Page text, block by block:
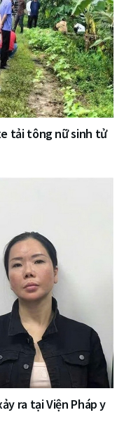
tải tông nữ sinh tử
ra tại Viện Pháp y